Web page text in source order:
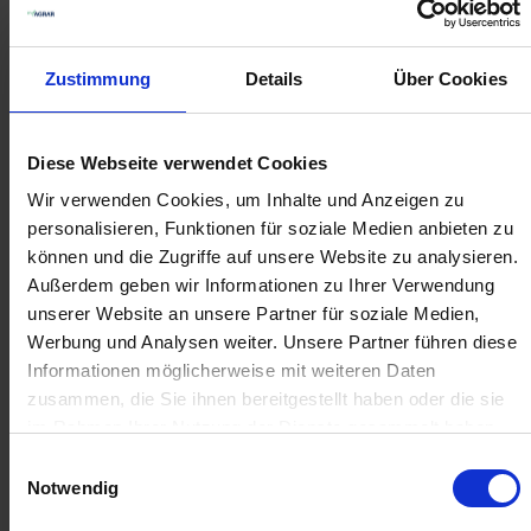
Zustimmung Details Über Cookies
Diese Webseite verwendet Cookies
Wir verwenden Cookies, um Inhalte und Anzeigen zu
personalisieren, Funktionen für soziale Medien anbieten zu
können und die Zugriffe auf unsere Website zu analysieren.
Außerdem geben wir Informationen zu Ihrer Verwendung
unserer Website an unsere Partner für soziale Medien,
Werbung und Analysen weiter. Unsere Partner führen diese
Informationen möglicherweise mit weiteren Daten
zusammen, die Sie ihnen bereitgestellt haben oder die sie
Notwendig
Meter
zzgl. MwSt.
IN DEN
WARENKORB
Filterhahn kpl.
zzgl. MwSt.
IN DEN
WARENKORB
Anmelden für Ihren persönlichen Preis
4,09 € / St
4,87 €
inkl. 19% MwSt.